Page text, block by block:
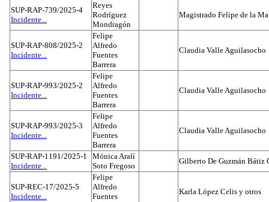
SUP-RAP-739/2025-4
Incidente...
Reyes
Rodríguez
Mondragón
Magistrado Felipe de la
SUP-RAP-808/2025-2
Incidente...
Felipe
Alfredo
Fuentes
Barrera
Claudia Valle Aguilasocho
SUP-RAP-993/2025-2
Incidente...
Felipe
Alfredo
Fuentes
Barrera
Claudia Valle Aguilasocho
SUP-RAP-993/2025-3
Incidente...
Felipe
Alfredo
Fuentes
Barrera
Claudia Valle Aguilasocho
SUP-RAP-1191/2025-1
Incidente...
Mónica Aralí
Soto Fregoso
Gilberto De Guzmán Bátiz
SUP-REC-17/2025-5
Incidente...
Felipe
Alfredo
Fuentes
Karla López Celis y otros